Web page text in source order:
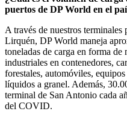
puertos de DP World en el
A través de nuestros
Lirquén, DP World maneja
toneladas de carga en forma de
industriales en contenedores,
forestales, automóviles,
líquidos a granel. Además,
terminal de San Antonio cada
del COVID.